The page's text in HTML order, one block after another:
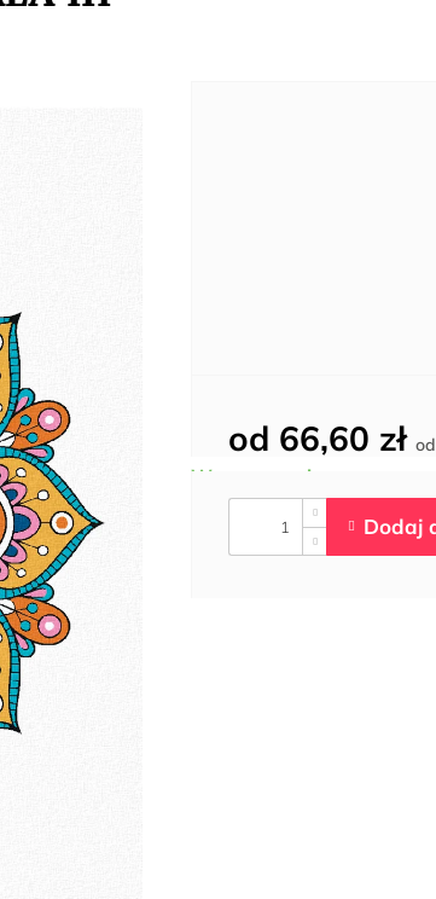
od 66,60 zł od